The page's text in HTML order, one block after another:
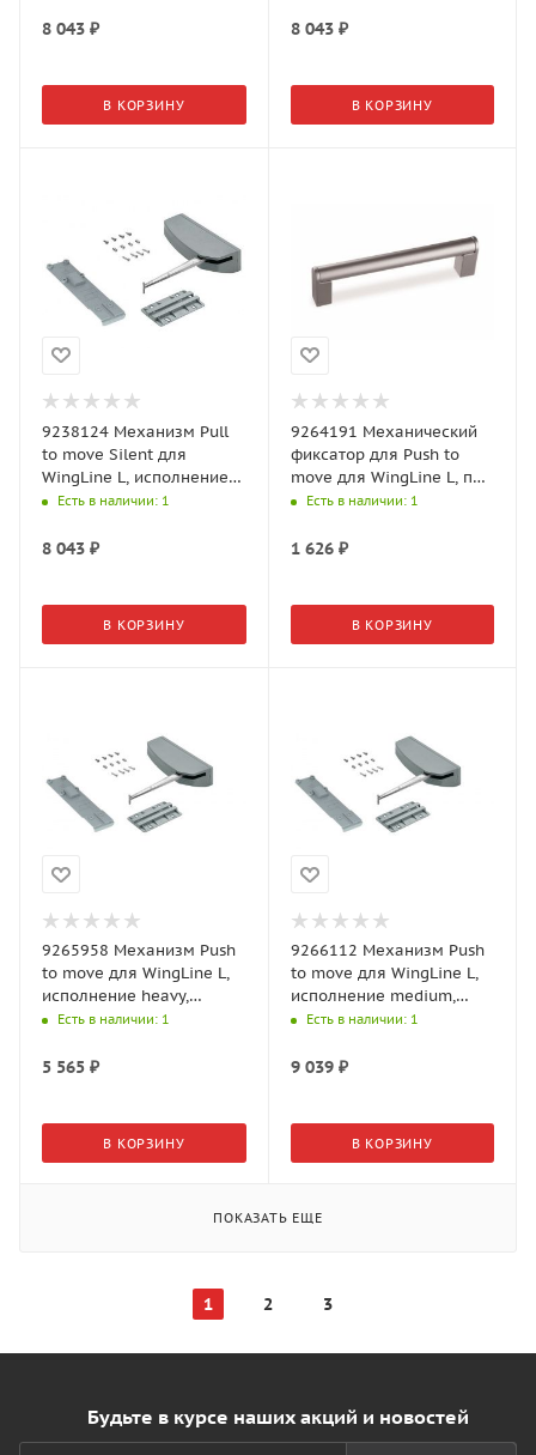
8 043 ₽
В КОРЗИНУ
8 043₽
В КОРЗИНУ
9238124 Механизм Pull
to move Silent для
WingLine L, исполнение
medium, правый, серый
Есть в наличии: 1
8 043 ₽
В КОРЗИНУ
9264191 Механический
фиксатор для Push to
move для WingLine L, под
прикручивание, серый
Есть в наличии: 1
1 626₽
В КОРЗИНУ
9265958 Механизм Push
to move для WingLine L,
исполнение heavy,
правый, серый
Есть в наличии: 1
5 565 ₽
В КОРЗИНУ
9266112 Механизм Push
to move для WingLine L,
исполнение medium,
правый, серый
Есть в наличии: 1
9 039₽
В КОРЗИНУ
ПОКАЗАТЬ ЕЩЕ
1 2 3
Будьте в курсе наших акций и новостей